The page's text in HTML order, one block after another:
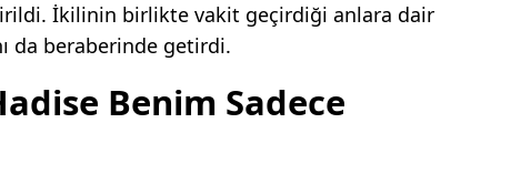
İkilinin birlikte vakit geçirdiği anlara dair
da beraberinde getirdi.
Benim Sadece